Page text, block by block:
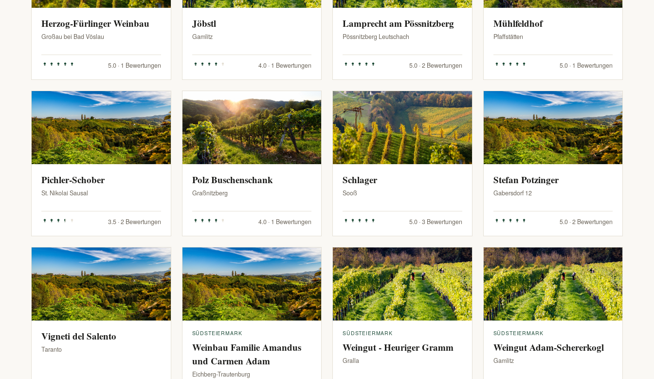
Herzog-Fürlinger Weinbau
Großau bei Bad Vöslau
5.0 · 1 Bewertungen
Jöbstl
Gamlitz
4.0 · 1 Bewertungen
Lamprecht am Pössnitzberg
Pössnitzberg Leutschach
5.0 · 2 Bewertungen
Mühlfeldhof
Pfaffstätten
5.0 · 1 Bewertungen
Pichler-Schober
St. Nikolai Sausal
3.5 · 2 Bewertungen
Polz Buschenschank
Graßnitzberg
4.0 · 1 Bewertungen
Schlager
Sooß
5.0 · 3 Bewertungen
Stefan Potzinger
Gabersdorf 12
5.0 · 2 Bewertungen
Vigneti del Salento
Taranto
SÜDSTEIERMARK
Weinbau Familie Amandus
und Carmen Adam
Eichberg-Trautenburg
SÜDSTEIERMARK
Weingut - Heuriger Gramm
Gralla
SÜDSTEIERMARK
Weingut Adam-Schererkogl
Gamlitz